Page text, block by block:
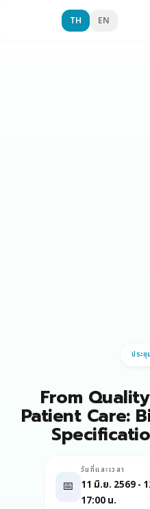
TH EN
ประชุ
From
Patient Care:
📅
วันที่และเวลา
11 มิ.ย. 2569 -
17:00 น.